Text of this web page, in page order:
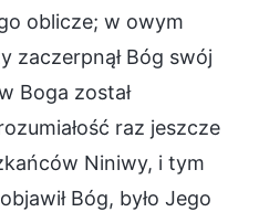
oblicze; w owym
zaczerpnął Bóg swój
Boga został
raz jeszcze
Niniwy, i tym
Bóg, było Jego